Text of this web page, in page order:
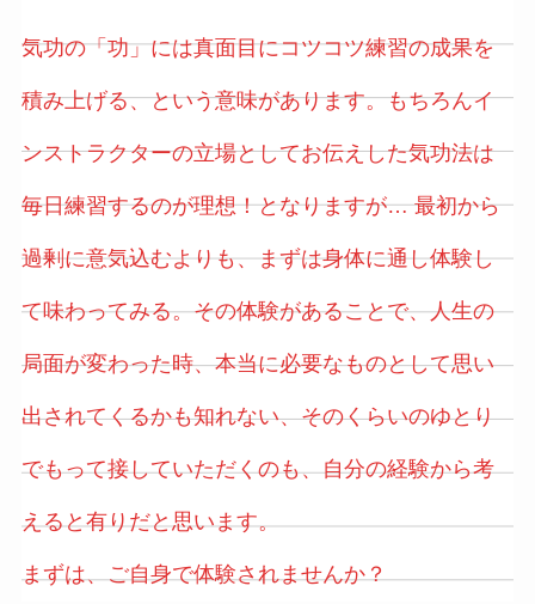
気功の「功」には真面目にコツコツ練習の成果を
積み上げる、という意味があります。もちろんイ
ンストラクターの立場としてお伝えした気功法は
毎日練習するのが理想！となりますが… 最初から
過剰に意気込むよりも、まずは身体に通し体験し
て味わってみる。その体験があることで、人生の
局面が変わった時、本当に必要なものとして思い
出されてくるかも知れない、そのくらいのゆとり
でもって接していただくのも、自分の経験から考
えると有りだと思います。
まずは、ご自身で体験されませんか？